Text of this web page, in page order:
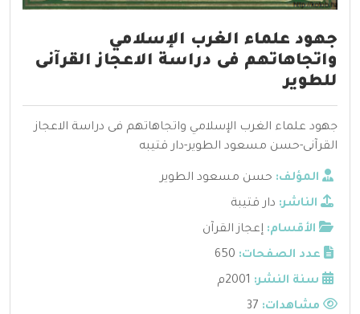
جهود علماء الغرب الإسلامي
واتجاهاتهم فى دراسة الاعجاز القرآنى
للطوير
جهود علماء الغرب الإسلامي واتجاهاتهم فى دراسة الاعجاز
القرآنى-حسن مسعود الطوير-دار قتيبه
المؤلف: حسن مسعود الطوير
الناشر: دار قتيبة
الأقسام: إعجاز القرآن
عدد الصفحات: 650
سنة النشر: 2001م
مشاهدات: